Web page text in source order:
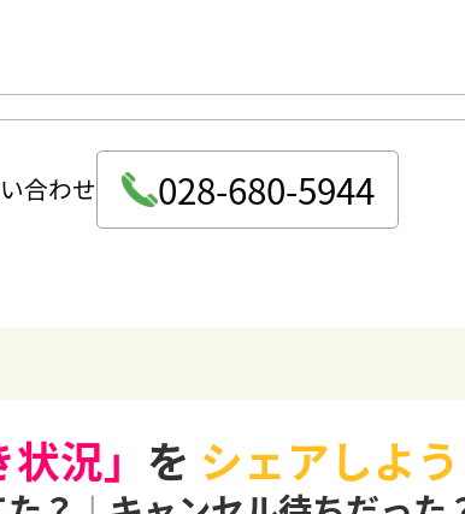
合わせ 028-680-5944
状況」 を シェアしよ